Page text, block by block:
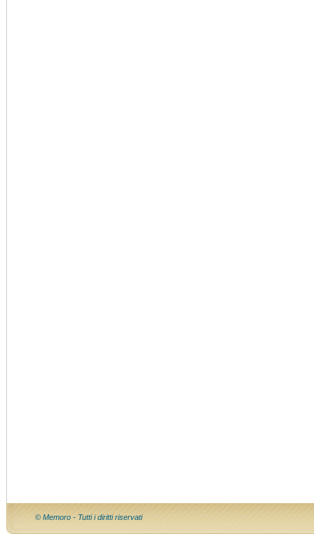
© Memoro - Tutti i diritti riservati